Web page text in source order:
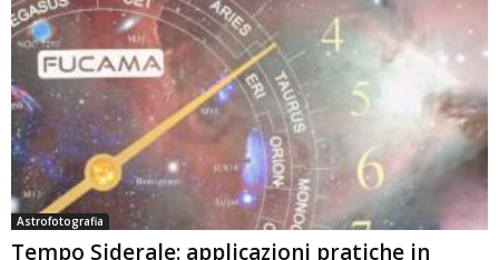
Astrofotografia
Tempo Siderale: applicazioni pratiche in